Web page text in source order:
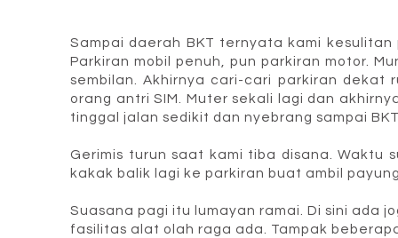
Sampai daerah BKT ternyata kami
Parkiran mobil penuh, pun parkiran motor.
sembilan. Akhirnya cari-cari parkiran
orang antri SIM. Muter sekali lagi dan
tinggal jalan sedikit dan nyebrang sampai
Gerimis turun saat kami tiba disana. Waktu
kakak balik lagi ke parkiran buat ambil
Suasana pagi itu lumayan ramai. Di sini ada
fasilitas alat olah raga ada. Tampak